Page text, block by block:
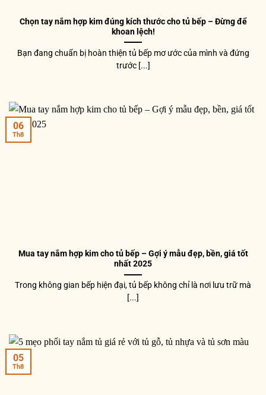
Chọn tay nắm hợp kim đúng kích thước cho tủ bếp – Đừng để
khoan lệch!
Bạn đang chuẩn bị hoàn thiện tủ bếp mơ ước của mình và đứng
trước [...]
Mua tay nắm hợp kim cho tủ bếp – Gợi ý mẫu đẹp, bền, giá tốt
nhất 2025
Trong không gian bếp hiện đại, tủ bếp không chỉ là nơi lưu trữ mà
[...]
06
Th8
05
Th8